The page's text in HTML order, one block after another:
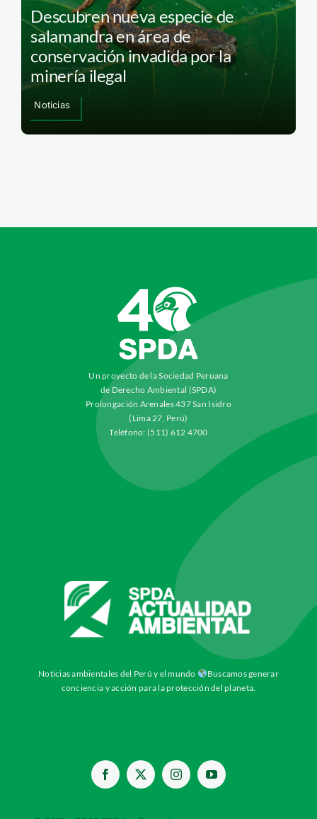
Descubren nueva especie de
salamandra en área de
conservación invadida por la
minería ilegal
Noticias
Un proyecto de la Sociedad Peruana
de Derecho Ambiental (SPDA)
Prolongación Arenales 437 San Isidro
(Lima 27, Perú)
Teléfono: (511) 612 4700
Noticias ambientales del Perú y el mundo
Buscamos generar
conciencia y acción para la protección del planeta.